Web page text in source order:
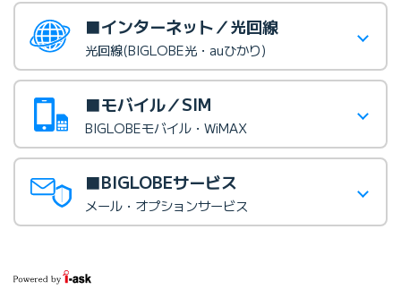
■インターネット／光回線
光回線(BIGLOBE光・auひかり)
■モバイル／SIM
BIGLOBEモバイル・WiMAX
■BIGLOBEサービス
メール・オプションサービス